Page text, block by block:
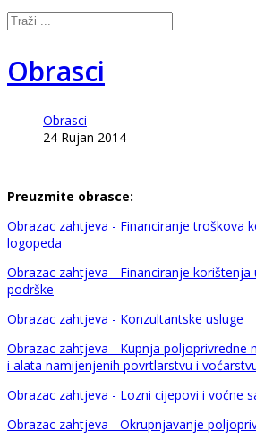
Obrasci
Obrasci
24 Rujan 2014
Preuzmite obrasce:
Obrazac zahtjeva - Financiranje troškova
logopeda
Obrazac zahtjeva - Financiranje korištenja
podrške
Obrazac zahtjeva - Konzultantske usluge
Obrazac zahtjeva - Kupnja poljoprivredne
i alata namijenjenih povrtlarstvu i
Obrazac zahtjeva - Lozni cijepovi i voćne
Obrazac zahtjeva - Okrupnjavanje